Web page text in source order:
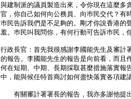
與建制派的議員製造出來，令你現在這麼多
官，你自己如何向公務員、向巿民交代？有
巿民告訴我們是不足夠的。剛才你說香港的
羞。巿民叫我問你，有何行動可告訴巿民，
行政長官：首先我很感謝李國能先生及審計
的報告。李國能先生的報告是向前看，而且
何在短期、中期、長期採取甚麼措施落實報
中，能與候任特首商討如何盡快落實各項建議
有關審計署署長的報告，我亦多謝他提